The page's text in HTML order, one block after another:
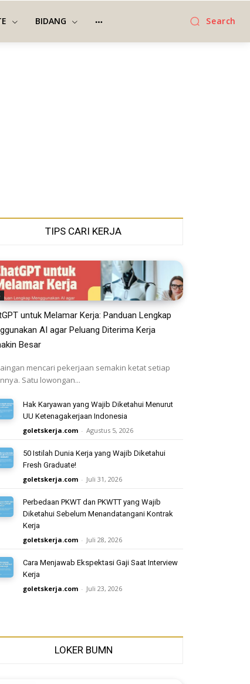
BIDANG Search
TIPS CARI KERJA
untuk Melamar Kerja: Panduan Lengkap
AI agar Peluang Diterima Kerja
Besar
mencari pekerjaan semakin ketat setiap
Satu lowongan...
Hak Karyawan yang Wajib Diketahui Menurut
UU Ketenagakerjaan Indonesia
goletskerja.com - Agustus 5, 2026
50 Istilah Dunia Kerja yang Wajib Diketahui
Fresh Graduate!
goletskerja.com - Juli 31, 2026
Perbedaan PKWT dan PKWTT yang Wajib
Diketahui Sebelum Menandatangani Kontrak
Kerja
goletskerja.com - Juli 28, 2026
Cara Menjawab Ekspektasi Gaji Saat Interview
Kerja
goletskerja.com - Juli 23, 2026
LOKER BUMN